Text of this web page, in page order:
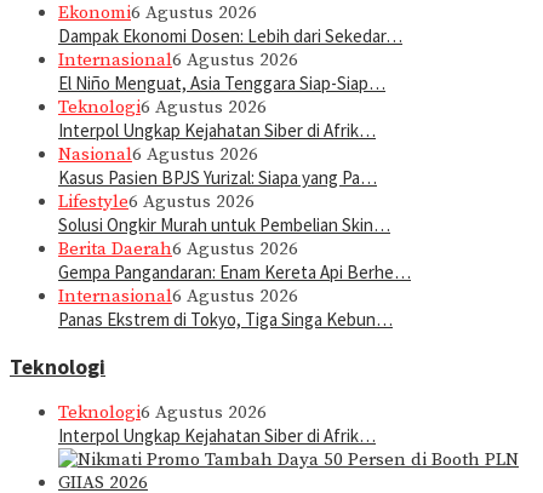
Ekonomi6 Agustus 2026
Dampak Ekonomi Dosen: Lebih dari Sekedar…
Internasional6 Agustus 2026
El Niño Menguat, Asia Tenggara Siap-Siap…
Teknologi6 Agustus 2026
Interpol Ungkap Kejahatan Siber di Afrik…
Nasional6 Agustus 2026
Kasus Pasien BPJS Yurizal: Siapa yang Pa…
Lifestyle6 Agustus 2026
Solusi Ongkir Murah untuk Pembelian Skin…
Berita Daerah6 Agustus 2026
Gempa Pangandaran: Enam Kereta Api Berhe…
Internasional6 Agustus 2026
Panas Ekstrem di Tokyo, Tiga Singa Kebun…
Teknologi
Teknologi6 Agustus 2026
Interpol Ungkap Kejahatan Siber di Afrik…